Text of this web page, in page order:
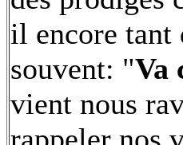
il encore tant
souvent: "Va
vient nous